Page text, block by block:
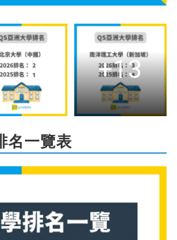
+13
名一覽表